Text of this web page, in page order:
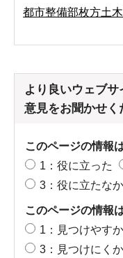
都市整備部枚方土
より良いウェブ
意見をお聞かせく
このページの情報
1：役に立った
3：役に立たな
このページの情報
1：見つけやす
3：見つけにく